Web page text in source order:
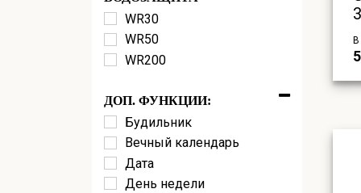
WR30
WR50
WR200
ДОП. ФУНКЦИИ:
Будильник
Вечный календарь
Дата
День недели